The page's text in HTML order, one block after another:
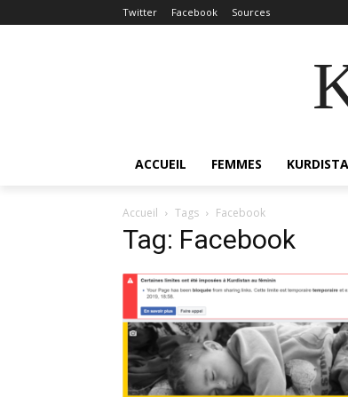
Twitter Facebook Sources
ACCUEIL FEMMES
Accueil Tags Facebook
Tag: Facebook